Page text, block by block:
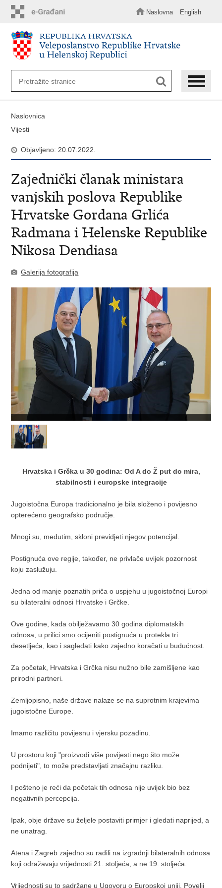
sadržaj
Naslovna English
Naslovnica
Vijesti
Objavljeno: 20.07.2022.
Zajednički članak ministara
vanjskih poslova Republike
Hrvatske Gordana Grlića
Radmana i Helenske Republike
Nikosa Dendiasa
Galerija fotografija
Hrvatska i Grčka u 30 godina: Od A do Ž put do mira,
stabilnosti i europske integracije
Jugoistočna Europa tradicionalno je bila složeno i povijesno
opterećeno geografsko područje.
Mnogi su, međutim, skloni previdjeti njegov potencijal.
Postignuća ove regije, također, ne privlače uvijek pozornost
koju zaslužuju.
Jedna od manje poznatih priča o uspjehu u jugoistočnoj Europi
su bilateralni odnosi Hrvatske i Grčke.
Ove godine, kada obilježavamo 30 godina diplomatskih
odnosa, u prilici smo ocijeniti postignuća u protekla tri
desetljeća, kao i sagledati kako zajedno koračati u budućnost.
Za početak, Hrvatska i Grčka nisu nužno bile zamišljene kao
prirodni partneri.
Zemljopisno, naše države nalaze se na suprotnim krajevima
jugoistočne Europe.
Imamo različitu povijesnu i vjersku pozadinu.
U prostoru koji "proizvodi više povijesti nego što može
podnijeti", to može predstavljati značajnu razliku.
I pošteno je reći da početak tih odnosa nije uvijek bio bez
negativnih percepcija.
Ipak, obje države su željele postaviti primjer i gledati naprijed, a
ne unatrag.
Atena i Zagreb zajedno su radili na izgradnji bilateralnih odnosa
koji odražavaju vrijednosti 21. stoljeća, a ne 19. stoljeća.
Vrijednosti su to sadržane u Ugovoru o Europskoj uniji, Povelji